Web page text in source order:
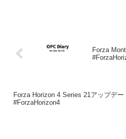
Forza
Forza Horizon 4 Series 21アップデー
#ForzaHorizon4